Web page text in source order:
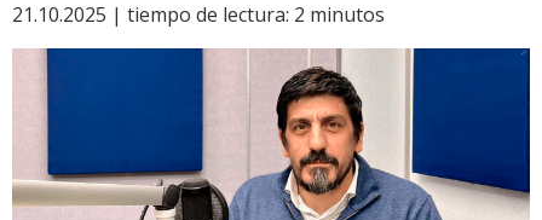
21.10.2025 | tiempo de lectura: 2 minutos